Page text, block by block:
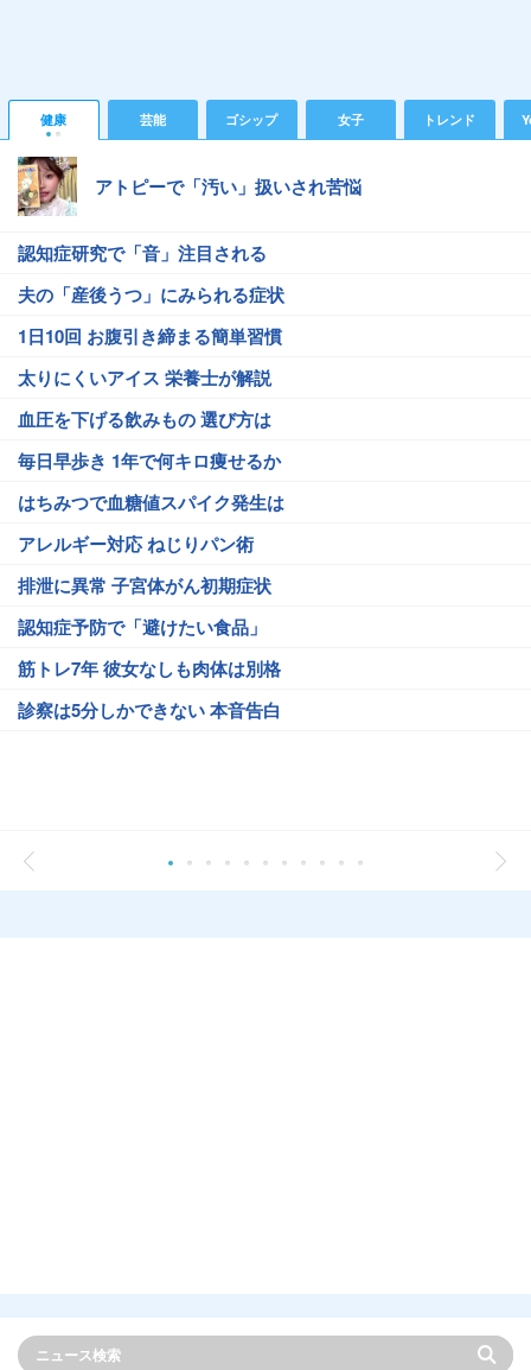
健康 芸能 ゴシップ 女子 トレンド
アトピーで「汚い」扱いされ苦悩
認知症研究で「音」注目される
夫の「産後うつ」にみられる症状
1日10回 お腹引き締まる簡単習慣
太りにくいアイス 栄養士が解説
血圧を下げる飲みもの 選び方は
毎日早歩き 1年で何キロ痩せるか
はちみつで血糖値スパイク発生は
アレルギー対応 ねじりパン術
排泄に異常 子宮体がん初期症状
認知症予防で「避けたい食品」
筋トレ7年 彼女なしも肉体は別格
診察は5分しかできない 本音告白